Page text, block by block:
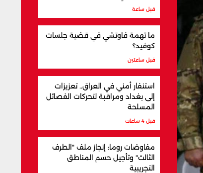
قبل ساعة
ما تهمة فاوتشي في قضية جلسات
كوفيد؟
قبل ساعتين
استنفار أمني في العراق.. تعزيزات
إلى بغداد ومراقبة لتحركات الفصائل
المسلحة
قبل 4 ساعات
مفاوضات روما: إنجاز ملف "الطرف
الثالث" وتأجيل حسم المناطق
التجريبية